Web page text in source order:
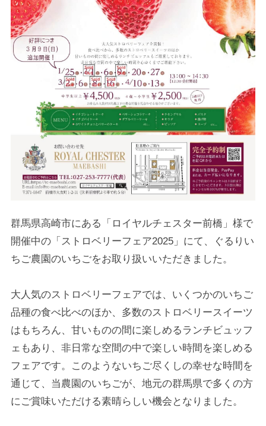
群馬県高崎市にある「ロイヤルチェスター前橋」様で
開催中の「ストロベリーフェア2025」にて、ぐるりい
ちご農園のいちごをお取り扱いいただきました。
大人気のストロベリーフェアでは、いくつかのいちご
品種の食べ比べのほか、多数のストロベリースイーツ
はもちろん、甘いものの間に楽しめるランチビュッフ
ェもあり、非日常な空間の中で楽しい時間を楽しめる
フェアです。このようないちご尽くしの幸せな時間を
通じて、当農園のいちごが、地元の群馬県で多くの方
にご賞味いただける素晴らしい機会となりました。